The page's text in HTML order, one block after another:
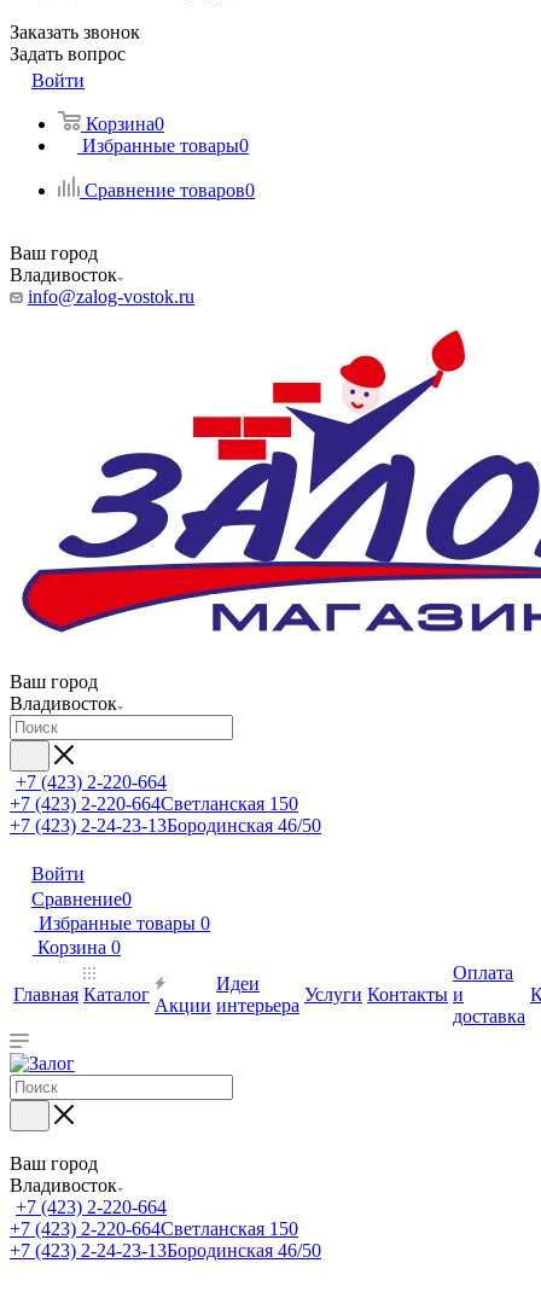
Заказать звонок
Задать вопрос
Войти
Корзина0
Избранные товары0
Сравнение товаров0
Ваш город
Владивосток
info@zalog-vostok.ru
Ваш город
Владивосток
+7 (423) 2-220-664
+7 (423) 2-220-664Светланская 150
+7 (423) 2-24-23-13Бородинская 46/50
Войти
Сравнение0
Избранные товары 0
Корзина 0
Главная Каталог
Акции
Идеи
интерьера
Услуги Контакты
Оплата
и
доставка
Ваш город
Владивосток
+7 (423) 2-220-664
+7 (423) 2-220-664Светланская 150
+7 (423) 2-24-23-13Бородинская 46/50